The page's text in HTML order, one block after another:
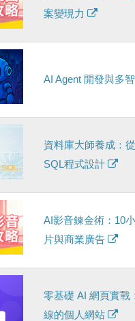
案變現力
AI Agent 開發與多
資料庫大師養成：
SQL程式設計
AI影音鍊金術：10
片與商業廣告
零基礎 AI 網頁實戰
線的個人網站